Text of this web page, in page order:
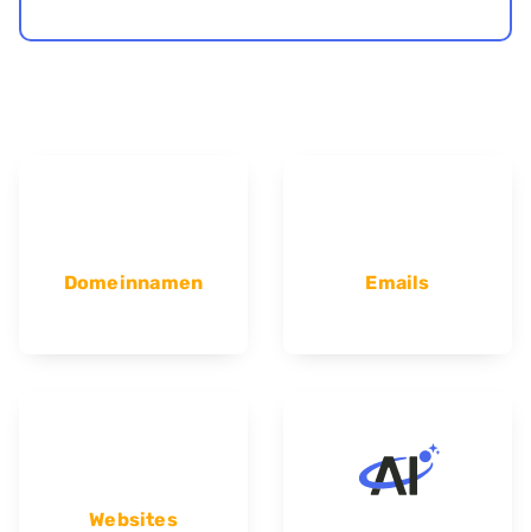
Domeinnamen Emails
Websites